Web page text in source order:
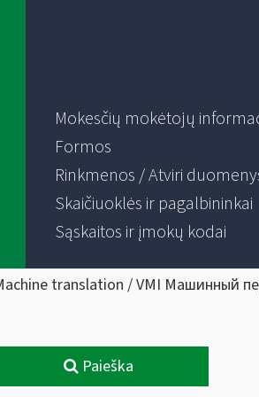
Mokesčių mokėtojų
Formos
Rinkmenos / Atviri
Skaičiuoklės ir pagalbininkai
Sąskaitos ir įmokų kodai
translation / VMI Машинный
Paieška